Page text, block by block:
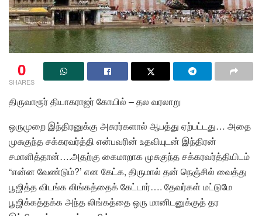
0
SHARES
திருவாரூர் தியாகராஜர் கோயில் – தல வரலாறு
ஒருமுறை இந்திரனுக்கு அசுரர்களால் ஆபத்து ஏற்பட்டது… அதை
முசுகுந்த சக்கரவர்த்தி என்பவரின் உதவியுடன் இந்திரன்
சமாளித்தான்….அதற்கு கைமாறாக முசுகுந்த சக்கரவர்த்தியிடம்
“என்ன வேண்டும்?’ என கேட்க, திருமால் தன் நெஞ்சில் வைத்து
பூஜித்த விடங்க லிங்கத்தைக் கேட்டார்…. தேவர்கள் மட்டுமே
பூஜிக்கத்தக்க அந்த லிங்கத்தை ஒரு மானிடனுக்குத் தர